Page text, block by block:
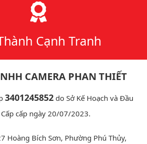
Cạnh Tranh
CAMERA PHAN THIẾT
3401245852 do Sở Kế Hoạch và Đầu
cấp ngày 20/07/2023.
Hoàng Bích Sơn, Phường Phú Thủy,